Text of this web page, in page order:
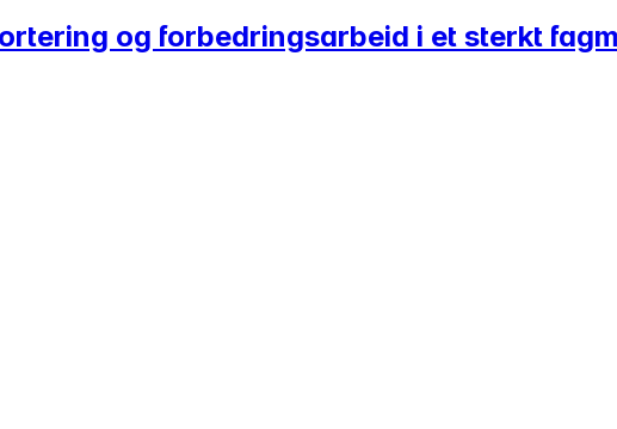
og forbedringsarbeid i et sterkt